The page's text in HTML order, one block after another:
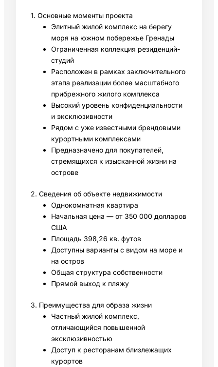
1. Основные моменты проекта
Элитный жилой комплекс на берегу
моря на южном побережье Гренады
Ограниченная коллекция резиденций-
студий
Расположен в рамках заключительного
этапа реализации более масштабного
прибрежного жилого комплекса
Высокий уровень конфиденциальности
и эксклюзивности
Рядом с уже известными брендовыми
курортными комплексами
Предназначено для покупателей,
стремящихся к изысканной жизни на
острове
2. Сведения об объекте недвижимости
Однокомнатная квартира
Начальная цена — от 350 000 долларов
США
Площадь 398,26 кв. футов
Доступны варианты с видом на море и
на остров
Общая структура собственности
Прямой выход к пляжу
3. Преимущества для образа жизни
Частный жилой комплекс,
отличающийся повышенной
эксклюзивностью
Доступ к ресторанам близлежащих
курортов